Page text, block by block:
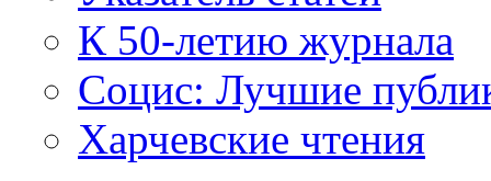
К 50-летию журнала
Социс: Лучшие
Харчевские чтения